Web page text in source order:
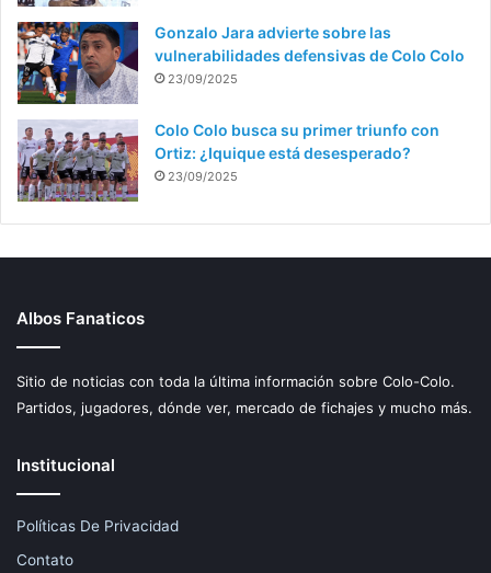
Gonzalo Jara advierte sobre las
vulnerabilidades defensivas de Colo Colo
23/09/2025
Colo Colo busca su primer triunfo con
Ortiz: ¿Iquique está desesperado?
23/09/2025
Albos Fanaticos
Sitio de noticias con toda la última información sobre Colo-Colo.
Partidos, jugadores, dónde ver, mercado de fichajes y mucho más.
Institucional
Políticas De Privacidad
Contato